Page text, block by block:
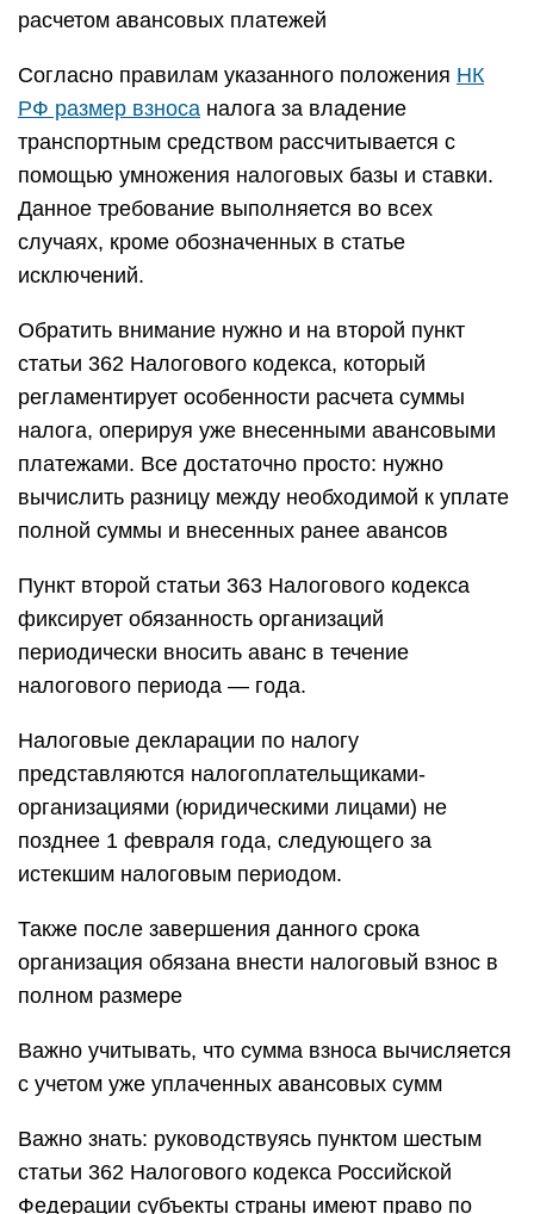
расчетом авансовых платежей
Согласно правилам указанного положения НК
РФ размер взноса налога за владение
транспортным средством рассчитывается с
помощью умножения налоговых базы и ставки.
Данное требование выполняется во всех
случаях, кроме обозначенных в статье
исключений.
Обратить внимание нужно и на второй пункт
статьи 362 Налогового кодекса, который
регламентирует особенности расчета суммы
налога, оперируя уже внесенными авансовыми
платежами. Все достаточно просто: нужно
вычислить разницу между необходимой к уплате
полной суммы и внесенных ранее авансов
Пункт второй статьи 363 Налогового кодекса
фиксирует обязанность организаций
периодически вносить аванс в течение
налогового периода — года.
Налоговые декларации по налогу
представляются налогоплательщиками-
организациями (юридическими лицами) не
позднее 1 февраля года, следующего за
истекшим налоговым периодом.
Также после завершения данного срока
организация обязана внести налоговый взнос в
полном размере
Важно учитывать, что сумма взноса вычисляется
с учетом уже уплаченных авансовых сумм
Важно знать: руководствуясь пунктом шестым
статьи 362 Налогового кодекса Российской
Федерации субъекты страны имеют право по